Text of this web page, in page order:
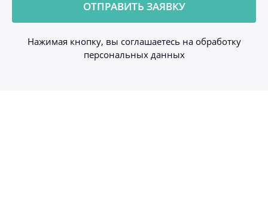
Нажимая кнопку, вы соглашаетесь на обработку
персональных данных